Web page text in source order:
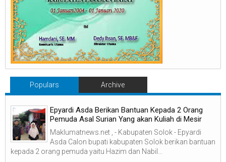
Populars Archive
Epyardi Asda Berikan Bantuan Kepada 2 Orang
Pemuda Asal Surian Yang akan Kuliah di Mesir
Maklumatnews.net , - Kabupaten Solok - Epyardi
Asda Calon bupati kabupaten Solok berikan bantuan
kepada 2 orang pemuda yaitu Hazim dan Nabil...